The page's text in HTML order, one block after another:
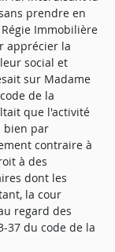
prendre en
Immobilière
apprécier la
social et
sur Madame
de la
que l'activité
bien par
contraire à
à des
dont les
la cour
regard des
37 du code de la